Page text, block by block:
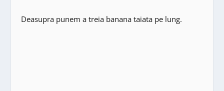
Deasupra punem a treia banana taiata pe lung.